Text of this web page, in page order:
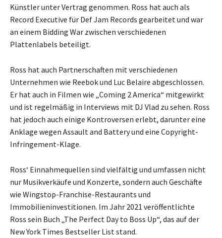
Künstler unter Vertrag genommen. Ross hat auch als
Record Executive für Def Jam Records gearbeitet und war
an einem Bidding War zwischen verschiedenen
Plattenlabels beteiligt.
Ross hat auch Partnerschaften mit verschiedenen
Unternehmen wie Reebok und Luc Belaire abgeschlossen.
Er hat auch in Filmen wie „Coming 2 America“ mitgewirkt
und ist regelmäßig in Interviews mit DJ Vlad zu sehen. Ross
hat jedoch auch einige Kontroversen erlebt, darunter eine
Anklage wegen Assault and Battery und eine Copyright-
Infringement-Klage.
Ross‘ Einnahmequellen sind vielfältig und umfassen nicht
nur Musikverkäufe und Konzerte, sondern auch Geschäfte
wie Wingstop-Franchise-Restaurants und
Immobilieninvestitionen. Im Jahr 2021 veröffentlichte
Ross sein Buch „The Perfect Day to Boss Up“, das auf der
New York Times Bestseller List stand.